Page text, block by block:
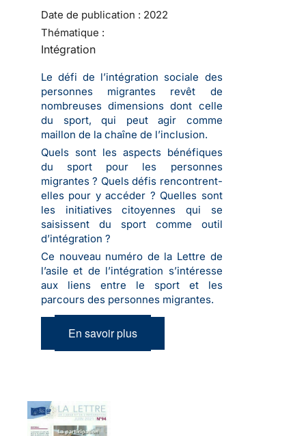
Date de publication : 2022
Thématique :
Intégration
Le défi de l’intégration sociale des
personnes migrantes revêt de
nombreuses dimensions dont celle
du sport, qui peut agir comme
maillon de la chaîne de l’inclusion.
Quels sont les aspects bénéfiques
du sport pour les personnes
migrantes ? Quels défis rencontrent-
elles pour y accéder ? Quelles sont
les initiatives citoyennes qui se
saisissent du sport comme outil
d’intégration ?
Ce nouveau numéro de la Lettre de
l’asile et de l’intégration s’intéresse
aux liens entre le sport et les
parcours des personnes migrantes.
En savoir plus